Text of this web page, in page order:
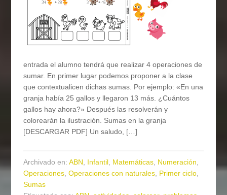
entrada el alumno tendrá que realizar 4 operaciones de
sumar. En primer lugar podemos proponer a la clase
que contextualicen dichas sumas. Por ejemplo: «En una
granja había 25 gallos y llegaron 13 más. ¿Cuántos
gallos hay ahora?» Después las resolverán y
colorearán la ilustración. Sumas en la granja
[DESCARGAR PDF] Un saludo, […]
Archivado en:ABN Infantil Matemáticas Numeración
Operaciones ,Operaciones con naturales Primer ciclo
Sumas